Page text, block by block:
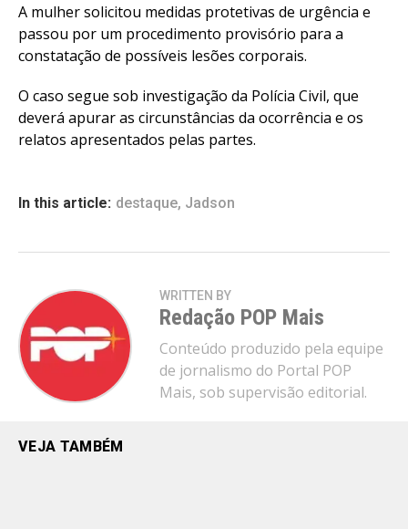
A mulher solicitou medidas protetivas de urgência e
passou por um procedimento provisório para a
constatação de possíveis lesões corporais.
O caso segue sob investigação da Polícia Civil, que
deverá apurar as circunstâncias da ocorrência e os
relatos apresentados pelas partes.
In this article: destaque, Jadson
WRITTEN BY
Redação POP Mais
Conteúdo produzido pela equipe
de jornalismo do Portal POP
Mais, sob supervisão editorial.
VEJA TAMBÉM